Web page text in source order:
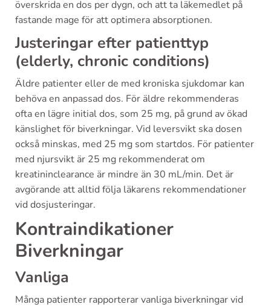
överskrida en dos per dygn, och att ta läkemedlet på
fastande mage för att optimera absorptionen.
Justeringar efter patienttyp
(elderly, chronic conditions)
Äldre patienter eller de med kroniska sjukdomar kan
behöva en anpassad dos. För äldre rekommenderas
ofta en lägre initial dos, som 25 mg, på grund av ökad
känslighet för biverkningar. Vid leversvikt ska dosen
också minskas, med 25 mg som startdos. För patienter
med njursvikt är 25 mg rekommenderat om
kreatininclearance är mindre än 30 mL/min. Det är
avgörande att alltid följa läkarens rekommendationer
vid dosjusteringar.
Kontraindikationer
Biverkningar
Vanliga
Många patienter rapporterar vanliga biverkningar vid